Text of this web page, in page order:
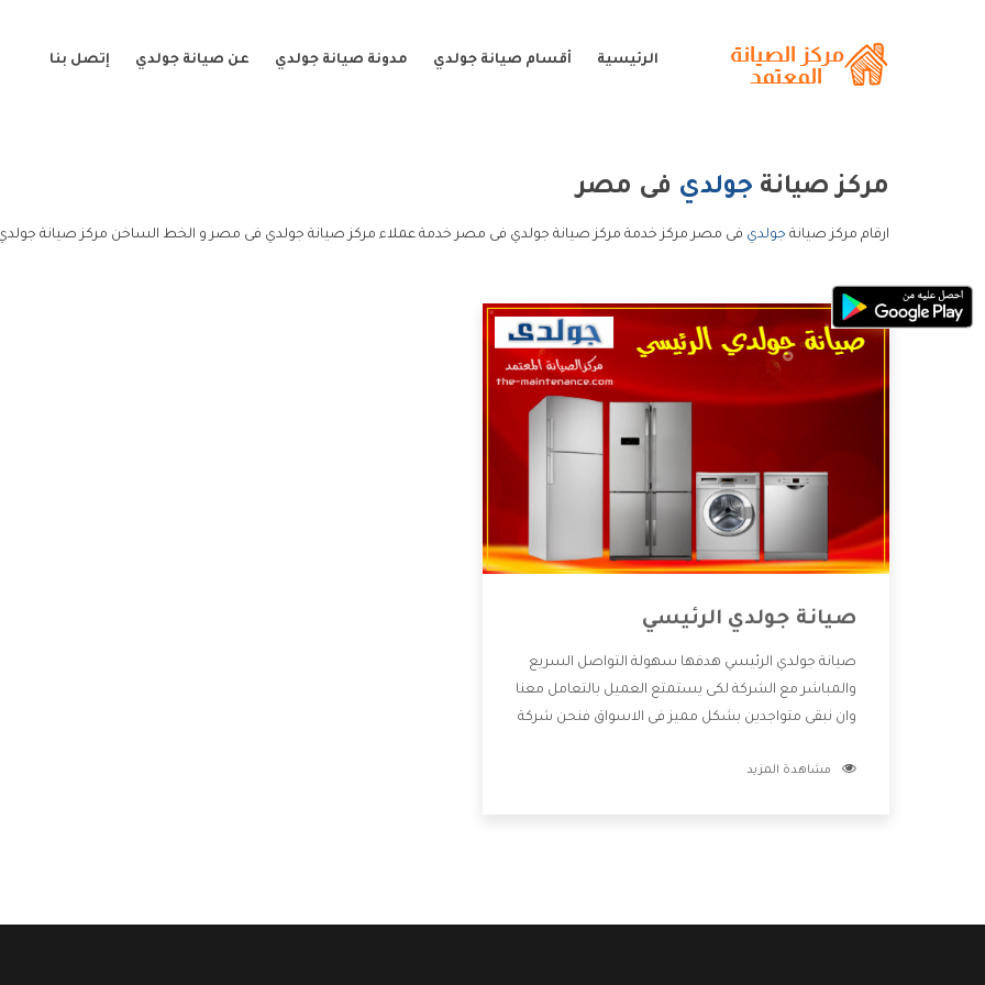
الرئيسية أقسام صيانة جولدي مدونة صيانة جولدي عن صيانة جولدي إتصل بنا
مركز صيانة جولدي فى مصر
ارقام مركز صيانة جولدي فى مصر مركز خدمة مركز صيانة جولدي فى مصر خدمة عملاء مركز صيانة جولدي فى مصر و الخط الساخن مركز صيانة
صيانة جولدي الرئيسي
صيانة جولدي الرئيسي هدفها سهولة التواصل السريع
والمباشر مع الشركة لكى يستمتع العميل بالتعامل معنا
وان نبقى متواجدين بشكل مميز فى الاسواق فنحن شركة
بالخدمات التى تنفرد الشركة بها والتى تكون منها خدمة
مشاهدة المزيد